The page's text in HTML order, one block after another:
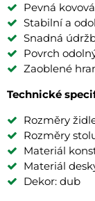
Pevná
Stabilní a
Snadná
Povrch
Zaoblené
Technické
Rozměry
Rozměry
Materiál
Materiál
Dekor: dub